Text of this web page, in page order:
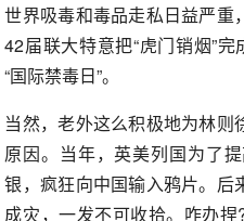
世界吸毒和毒品走私日益严重
42届联大特意把“虎门销烟”
“国际禁毒日”。
当然，老外这么积极地为林
原因。当年，英美列国为了
银，疯狂向中国输入鸦片。后
成灾，一发不可收拾。咋办捏